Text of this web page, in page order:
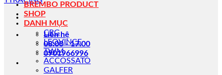
Liên hệ
08:00 - 17:00
0901966996
BREMBO PRODUCT
SHOP
DANH MỤC
CRG
LEOVINCE
TWM
ACCOSSATO
GALFER